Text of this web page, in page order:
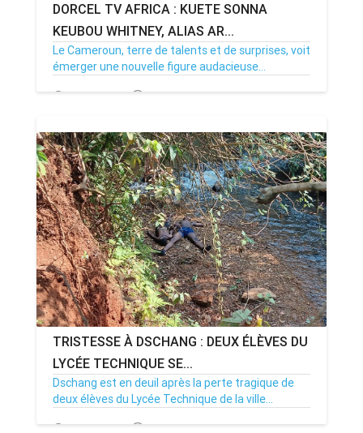
DORCEL TV AFRICA : KUETE SONNA
KEUBOU WHITNEY, ALIAS AR...
Le Cameroun, terre de talents et de surprises, voit
émerger une nouvelle figure audacieuse...
20/01/25 Par MenouActu 0
TRISTESSE À DSCHANG : DEUX ÉLÈVES DU
LYCÉE TECHNIQUE SE...
Dschang est en deuil après la perte tragique de
deux élèves du Lycée Technique de la ville...
12/12/24 Par MenouActu 0